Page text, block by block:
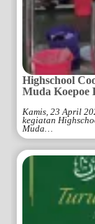
Highschool
Muda Koepoe
Kamis, 23 April
kegiatan
Muda…